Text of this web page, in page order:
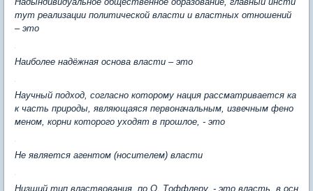
тут реализации политической власти и властных отношений
– это
Наиболее надёжная основа власти – это
Научный подход, согласно которому нация рассматривается ка
к часть природы, являющаяся первоначальным, извечным фено
меном, корни которого уходят в прошлое, - это
Не является агентом (носителем) власти
Низший тип властвования, по О. Тоффлеру, - это власть, в осн